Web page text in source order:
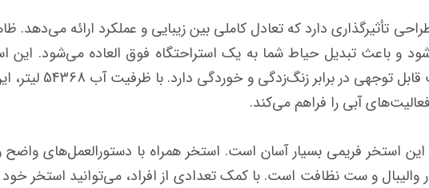
پیش ساخته اینتکس کد 26378 طراحی تأثیرگذاری دارد که تعادل کاملی بین زیبایی‌ و عملکرد
باعث تبدیل حیاط شما به یک استراحتگاه فوق العاده می‌شود. این
است که دوام بسیار
آبی را فراهم می‌کند.
استخر فریمی بسیار آسان است. استخر همراه با دستورالعمل‌های واضح
والیبال و ست نظافت است. با کمک تعدادی از افراد، می‌توانید استخر خود